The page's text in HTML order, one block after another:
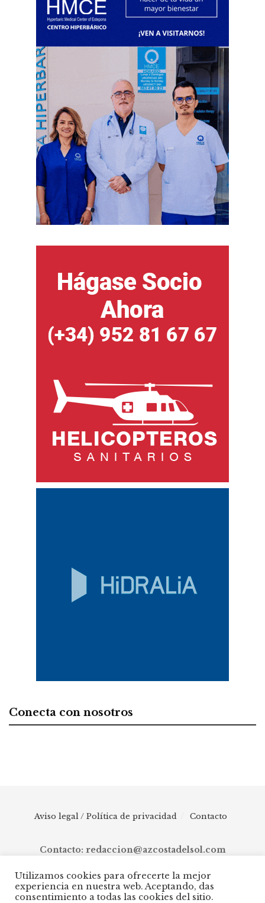
Conecta con nosotros
Aviso legal / Política de privacidad Contacto
Contacto: redaccion@azcostadelsol.com
© 2025 AZ Costa del Sol - Diario digital de Málaga capital hasta
Utilizamos cookies para ofrecerte la mejor
experiencia en nuestra web. Aceptando, das
consentimiento a todas las cookies del sitio.